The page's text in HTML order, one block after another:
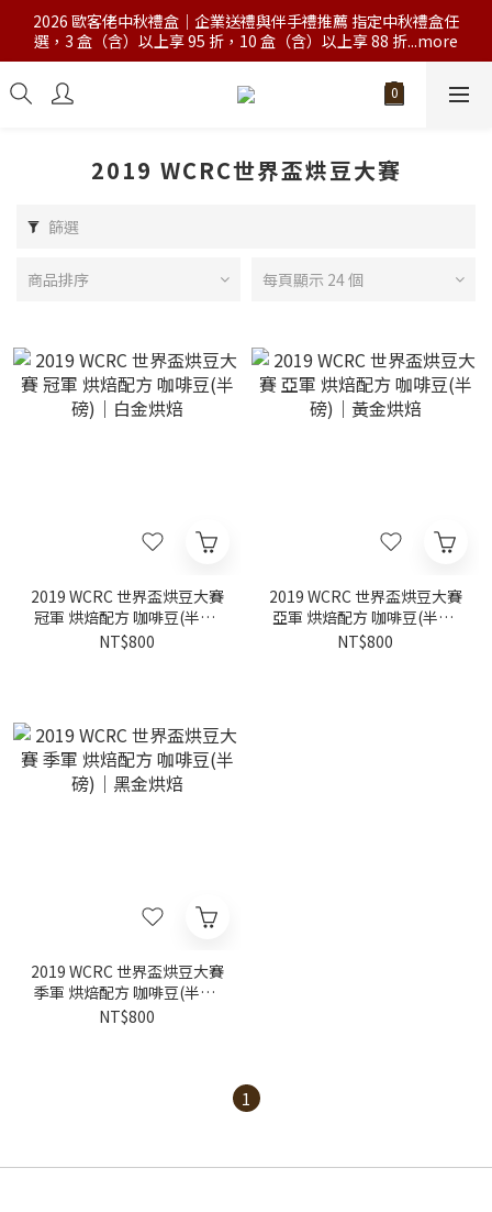
2026 歐客佬中秋禮盒｜企業送禮與伴手禮推薦 指定中秋禮盒任
選，3 盒（含）以上享 95 折，10 盒（含）以上享 88 折...more
2019 WCRC世界盃烘豆大賽
篩選
商品排序 每頁顯示 24 個
2019 WCRC 世界盃烘豆大賽
冠軍 烘焙配方 咖啡豆(半磅)
｜白金烘焙
NT$800
2019 WCRC 世界盃烘豆大賽
亞軍 烘焙配方 咖啡豆(半磅)
｜黃金烘焙
NT$800
2019 WCRC 世界盃烘豆大賽
季軍 烘焙配方 咖啡豆(半磅)
｜黑金烘焙
NT$800
1